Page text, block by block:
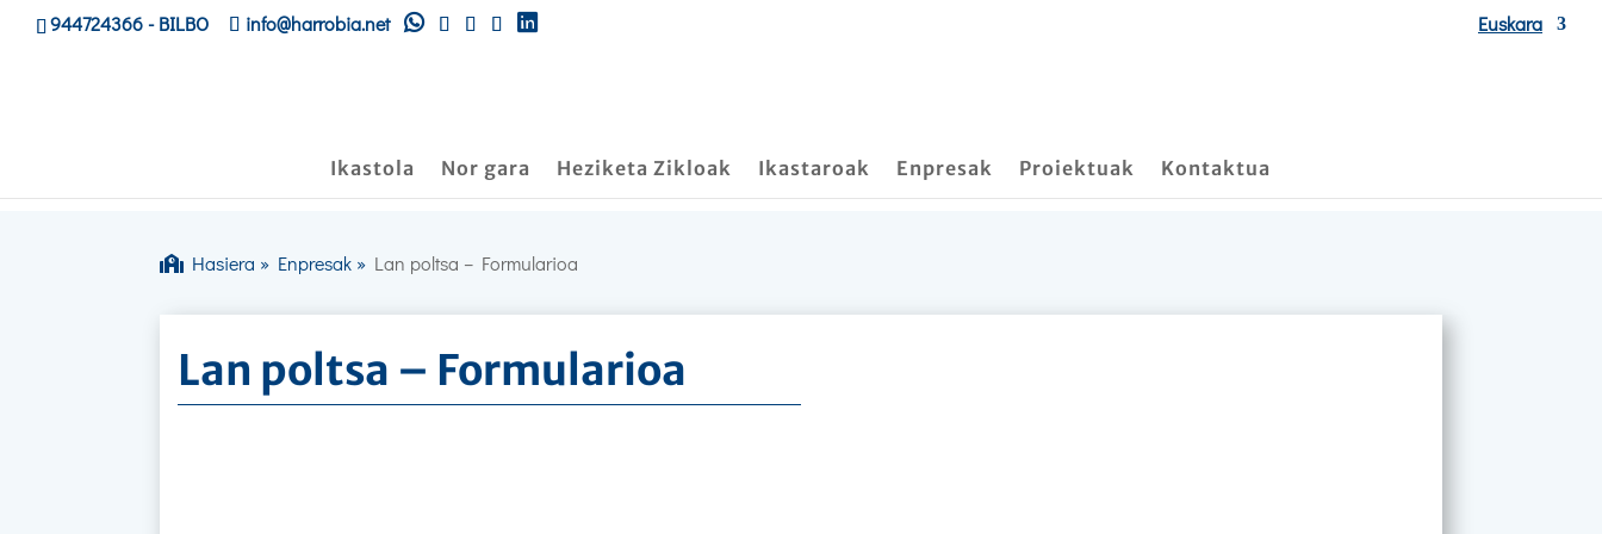
944724366- BILBO info@harrobia.net Euskara
Ikastola Nor gara Heziketa Zikloak Ikastaroak Enpresak Proiektuak Kontaktua
Hasiera » Enpresak » Lan poltsa – Formularioa
Lan poltsa – Formularioa